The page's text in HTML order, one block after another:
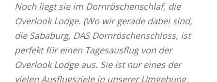
Noch liegt sie im Dornröschenschlaf, die
Overlook Lodge. (Wo wir gerade dabei sind,
die Sababurg, DAS Dornröschenschloss, ist
perfekt für einen Tagesausflug von der
Overlook Lodge aus. Sie ist nur eines der
vielen Ausflugsziele in unserer Umgebung,